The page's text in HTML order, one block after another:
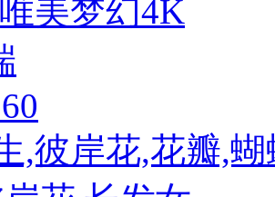
,彼岸花,花瓣,